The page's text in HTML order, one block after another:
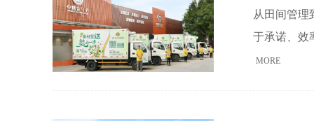
从田间管理
于承诺、效
MORE